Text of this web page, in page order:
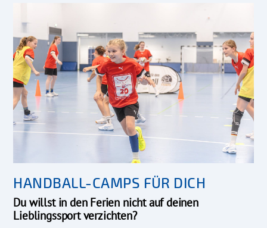
HANDBALL-CAMPS FÜR DICH
Du willst in den Ferien nicht auf deinen
Lieblingssport verzichten?